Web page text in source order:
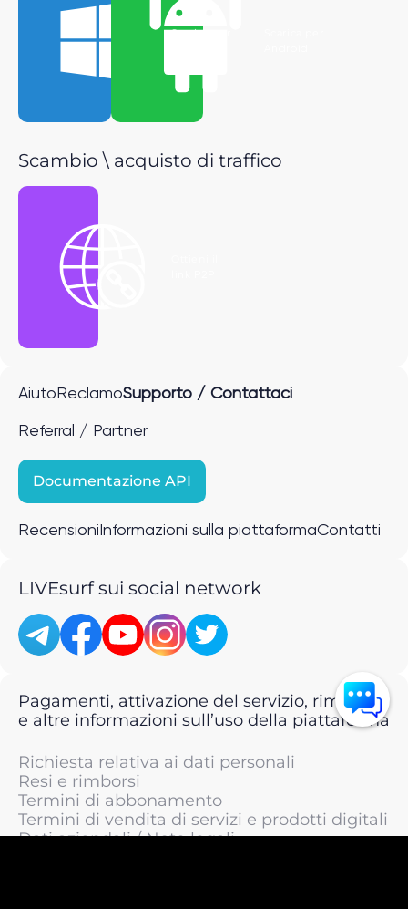
Scarica per
Scambio \ acquisto di traffico
Aiuto ReclamoSupporto / Contattaci
Referral / Partner
Documentazione API
Recensioni Informazioni sulla piattaformaContatti
LIVEsurf sui social network
Pagamenti, attivazione del servizio, rimborsi
e altre informazioni sull’uso della piattaforma
Richiesta relativa ai dati personali
Resi e rimborsi
Termini di abbonamento
Termini di vendita di servizi e prodotti digitali
Dati aziendali / Note legali